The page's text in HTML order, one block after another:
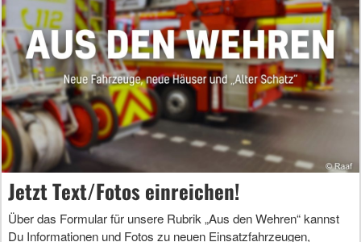
Jetzt Text/Fotos einreichen!
Über das Formular für unsere Rubrik „Aus den Wehren“ kannst
Du Informationen und Fotos zu neuen Einsatzfahrzeugen,